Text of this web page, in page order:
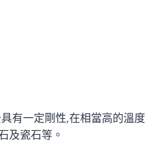
有一定剛性,在相當高的溫度
及瓷石等。